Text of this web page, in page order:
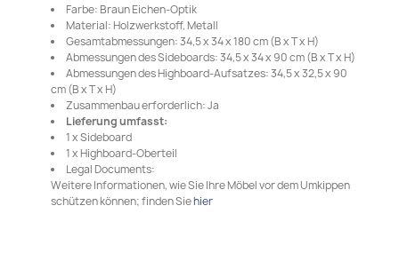
Farbe: Braun Eichen-Optik
Material: Holzwerkstoff, Metall
Gesamtabmessungen: 34,5 x 34 x 180 cm (B x T x H)
Abmessungen des Sideboards: 34,5 x 34 x 90 cm (B x T x H)
Abmessungen des Highboard-Aufsatzes: 34,5 x 32,5 x 90
cm (B x T x H)
Zusammenbau erforderlich: Ja
Lieferung umfasst:
1 x Sideboard
1 x Highboard-Oberteil
Legal Documents:
Weitere Informationen, wie Sie Ihre Möbel vor dem Umkippen
schützen können; finden Siehier